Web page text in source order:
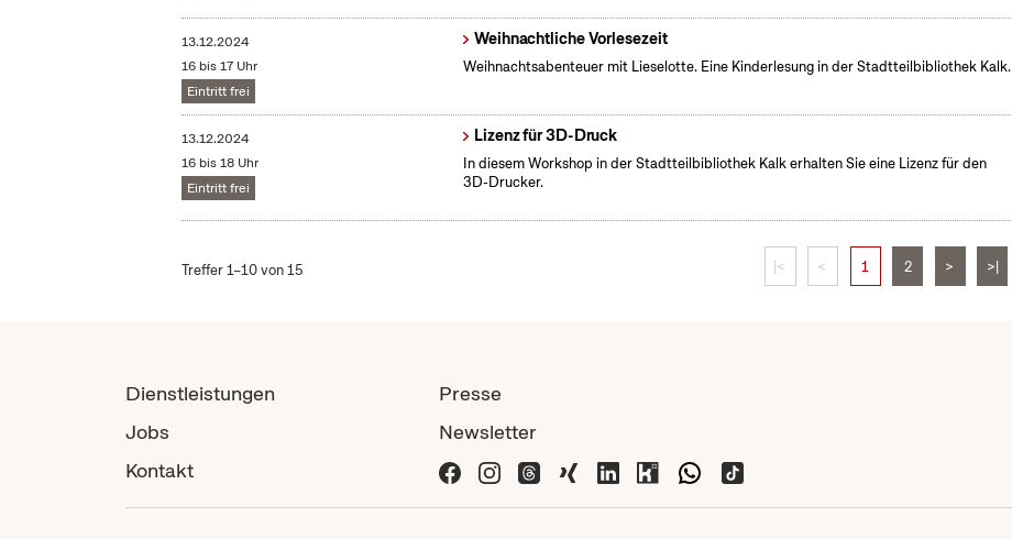
13.12.2024
16 bis 17 Uhr
Eintritt frei
Weihnachtliche Vorlesezeit
Weihnachtsabenteuer mit Lieselotte. Eine Kinderlesung in der Stadtteilbibliothek Kalk.
13.12.2024
16 bis 18 Uhr
Eintritt frei
Lizenz für 3D-Druck
In diesem Workshop in der Stadtteilbibliothek Kalk erhalten Sie eine Lizenz für den
3D-Drucker.
Treffer 1–10 von 15 |< < 1 2 > >|
Dienstleistungen
Jobs
Kontakt
Presse
Newsletter